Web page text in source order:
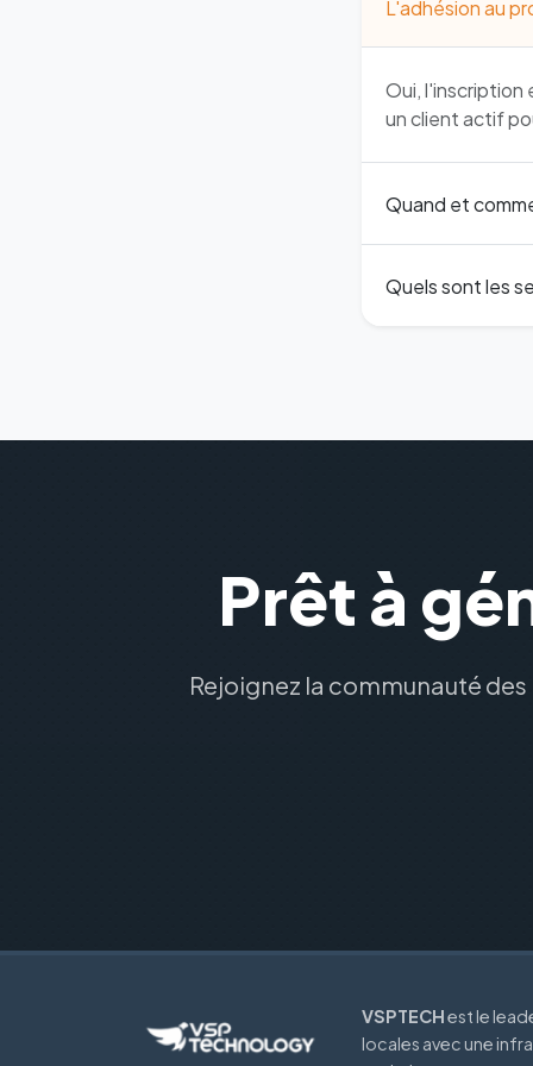
L'adhésion au
Oui, l'inscription
un client actif
Quand et
Quels sont les
Prêt à
Rejoignez la communauté
VSPTECHest le
locales avec une